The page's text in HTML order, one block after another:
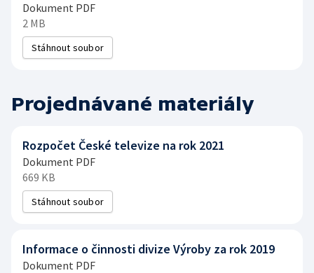
Dokument PDF
2 MB
Stáhnout soubor
Projednávané materiály
Rozpočet České televize na rok 2021
Dokument PDF
669 KB
Stáhnout soubor
Informace o činnosti divize Výroby za rok 2019
Dokument PDF